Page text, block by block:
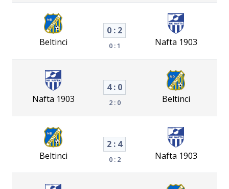
Beltinci
0 : 2
0 : 1 Nafta 1903
Nafta 1903
4 : 0
2 : 0 Beltinci
Beltinci
2 : 4
0 : 2 Nafta 1903